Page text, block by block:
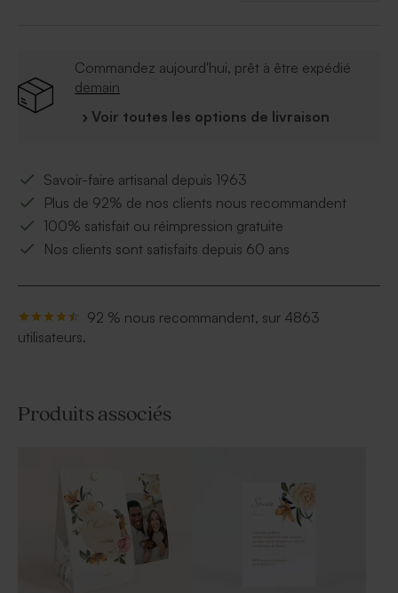
Commandez aujourd'hui, prêt à être expédié
demain
› Voir toutes les options de livraison
Savoir-faire artisanal depuis 1963
Plus de 92% de nos clients nous recommandent
100% satisfait ou réimpression gratuite
Nos clients sont satisfaits depuis 60 ans
92 % nous recommandent, sur 4863
utilisateurs.
Produits associés